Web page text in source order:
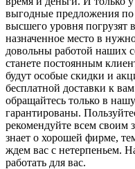
выгодные предложения
высшего уровня погрузят
назначенное место в
довольны работой наших
станете постоянным
будут особые скидки и
бесплатной доставки к
обращайтесь только в
гарантированы.
рекомендуйте всем своим
знает о хорошей фирме,
ждем вас с нетерпеньем.
работать для вас.